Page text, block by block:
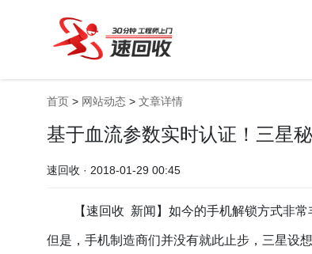
首页 > 网站动态 > 文章详情
基于血流参数实时认证！三星
速回收 · 2018-01-29 00:45
【速回收 新闻】如今的手机解锁方式非
但是，手机制造商们并没有就此止步，三星设